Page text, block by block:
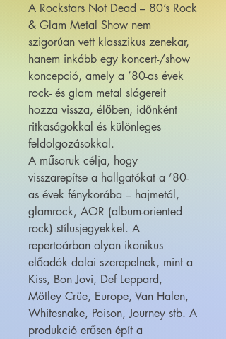
A Rockstars Not Dead – 80’s Rock
& Glam Metal Show nem
szigorúan vett klasszikus zenekar,
hanem inkább egy koncert-/show
koncepció, amely a ’80-as évek
rock- és glam metal slágereit
hozza vissza, élőben, időnként
ritkaságokkal és különleges
feldolgozásokkal.
A műsoruk célja, hogy
visszarepítse a hallgatókat a ’80-
as évek fénykorába – hajmetál,
glamrock, AOR (album-oriented
rock) stílusjegyekkel. A
repertoárban olyan ikonikus
előadók dalai szerepelnek, mint a
Kiss, Bon Jovi, Def Leppard,
Mötley Crüe, Europe, Van Halen,
Whitesnake, Poison, Journey stb. A
produkció erősen épít a